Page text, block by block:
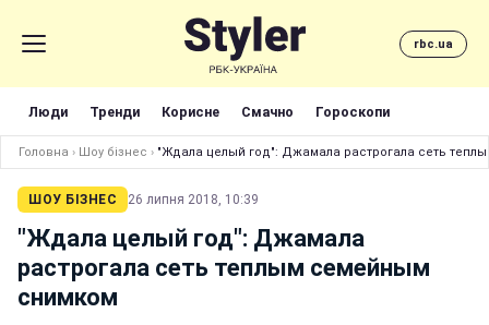
rbc.ua
Люди Тренди Корисне Смачно Гороскопи
Головна › Шоу бізнес › "Ждала целый год": Джамала растрогала сеть
ШОУ БІЗНЕС 26 липня 2018, 10:39
"Ждала целый год": Джамала
растрогала сеть теплым семейным
снимком